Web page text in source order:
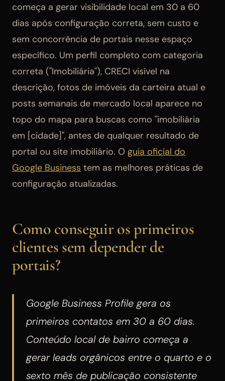
começa a gerar visibilidade local em 30 a 60
dias após configuração correta, sem custo e
sem concorrência de portais nesse espaço
específico. Um perfil completo com categoria
correta ("Imobiliária"), CRECI visível na
descrição, fotos de imóveis da carteira atual e
posts semanais de mercado local aparece no
topo do mapa para buscas como "imobiliária
em [cidade]", antes de qualquer resultado de
portal ou site imobiliário. O guia oficial do
Google Business tem as melhores práticas de
configuração atualizadas.
Como conseguir os primeiros
clientes sem depender de
portais?
Google Business Profile gera os
primeiros contatos em 30 a 60 dias.
Conteúdo local de bairro começa a
gerar leads orgânicos entre o quarto e o
sexto mês de publicação consistente